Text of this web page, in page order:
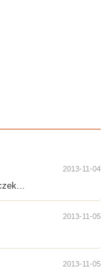
2013-11-04
2013-11-05
2013-11-05